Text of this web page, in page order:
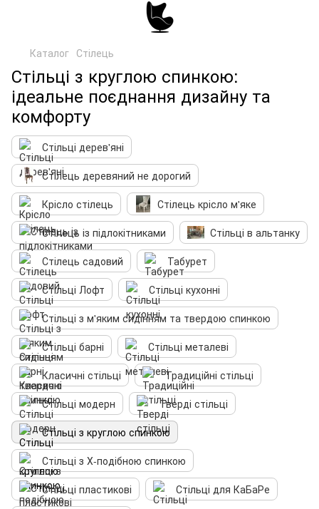
Каталог Стілець
Стільці з круглою спинкою:
ідеальне поєднання дизайну та
комфорту
Стільці дерев'яні
Стілець деревяний не дорогий
Крісло стілець
Стілець крісло м'яке
Стілець із підлокітниками
Стільці в альтанку
Стілець садовий
Табурет
Стільці Лофт
Стільці кухонні
Стільці з м'яким сидінням та твердою спинкою
Стільці барні
Стільці металеві
Класичні стільці
Традиційні стільці
Стільці модерн
Тверді стільці
Стільці з круглою спинкою
Стільці з Х-подібною спинкою
Стільці пластикові
Стільці для КаБаРе